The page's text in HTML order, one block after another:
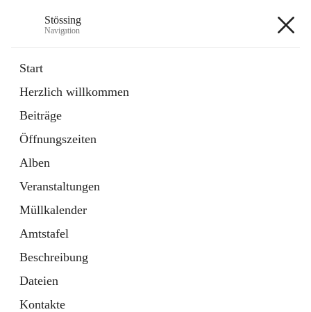
Stössing
Navigation
Start
Herzlich willkommen
Beiträge
Öffnungszeiten
Alben
Veranstaltungen
Müllkalender
Amtstafel
Beschreibung
Dateien
Kontakte
Datei
in
Tab
Kindergarten
öffnet
in
neuem
Tab